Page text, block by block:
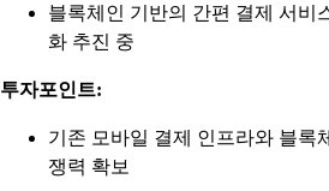
블록체인 기반의 간편 결제 서비
화 추진 중
투자포인트:
기존 모바일 결제 인프라와 블록
쟁력 확보